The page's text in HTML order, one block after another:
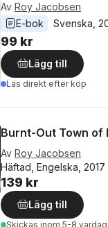
Av Roy Jacobsen
E-bok
Svenska
99 kr
Lägg till
Läs direkt efter köp
Burnt-Out Town of
Av Roy Jacobsen
Häftad, Engelska, 2017
139 kr
Lägg till
Skickas inom 5-8